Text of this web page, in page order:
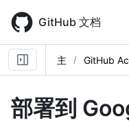
main
content
GitHub 文档
主 GitHub
部署到